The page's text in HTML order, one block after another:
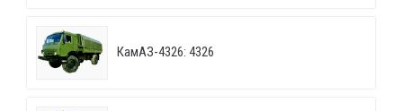
КамАЗ-4326: 4326